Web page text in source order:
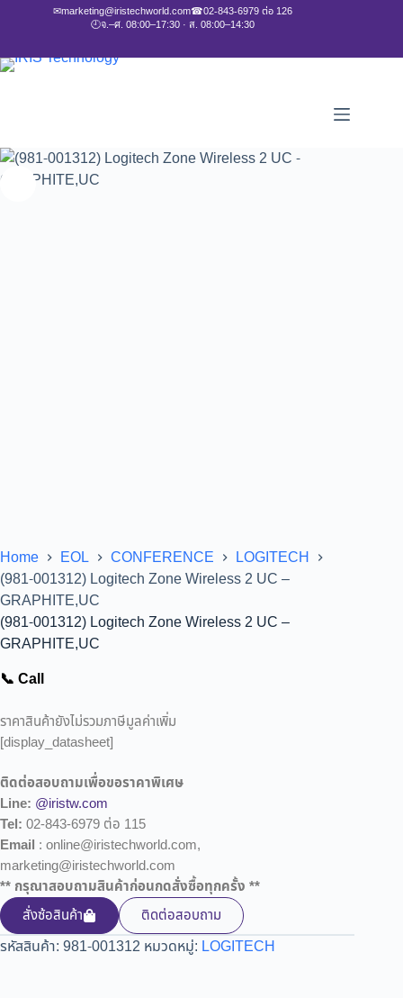
✉marketing@iristechworld.com☎02-843-6979 ต่อ 126
🕘จ.–ศ. 08:00–17:30 · ส. 08:00–14:30
Home EOL CONFERENCE
LOGITECH
(981-001312) Logitech Zone Wireless 2 UC –
GRAPHITE,UC
(981-001312) Logitech Zone Wireless 2 UC –
GRAPHITE,UC
📞 Call
ราคาสินค้ายังไม่รวมภาษีมูลค่าเพิ่ม
[display_datasheet]
ติดต่อสอบถามเพื่อขอราคาพิเศษ
Line: @iristw.com
Tel: 02-843-6979 ต่อ 115
Email : online@iristechworld.com,
marketing@iristechworld.com
** กรุณาสอบถามสินค้าก่อนกดสั่งซื้อทุกครั้ง **
สั่งซ้อสินค้า
ติดต่อสอบถาม
รหัสสินค้า: 981-001312 หมวดหมู่: LOGITECH